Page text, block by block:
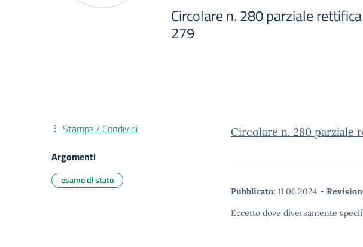
Circolare n. 280 parziale
279
Circolare n. 280 parziale
Pubblicato: 11.06.2024 -
Eccetto dove diversamente
Stampa / Condividi
Argomenti
esame di stato